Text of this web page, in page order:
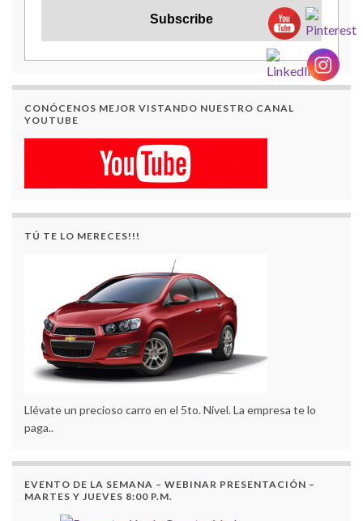
CONÓCENOS MEJOR VISTANDO NUESTRO CANAL
YOUTUBE
TÚ TE LO MERECES!!!
Llévate un precioso carro en el 5to. Nivel. La empresa te lo
paga..
EVENTO DE LA SEMANA – WEBINAR PRESENTACIÓN –
MARTES Y JUEVES 8:00 P.M.